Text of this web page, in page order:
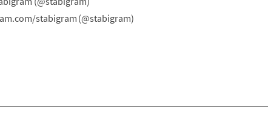
stabigram (@stabigram)